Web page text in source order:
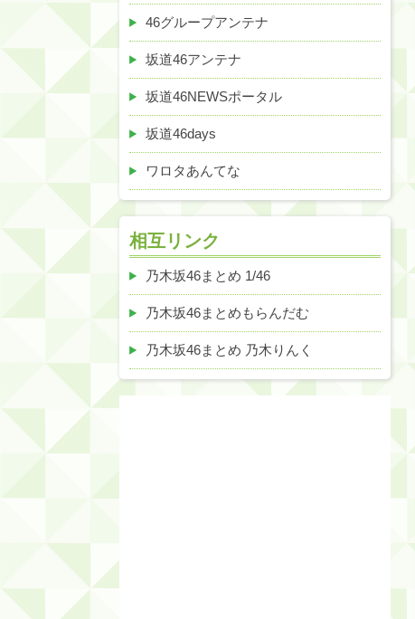
46グループアンテナ
坂道46アンテナ
坂道46NEWSポータル
坂道46days
ワロタあんてな
相互リンク
乃木坂46まとめ 1/46
乃木坂46まとめもらんだむ
乃木坂46まとめ 乃木りんく